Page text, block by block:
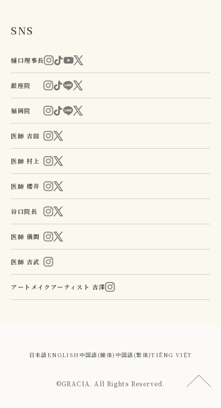
SNS
樋口理事長
銀座院
福岡院
医師 吉田
医師 村上
医師 櫻井
谷口院長
医師 儀間
医師 吉武
アートメイクアーティスト 吉澤
日本語ENGLISH 中国語(簡体) 中国語(繁体)TIẾNG VIỆT
©GRACIA. All Rights Reserved.